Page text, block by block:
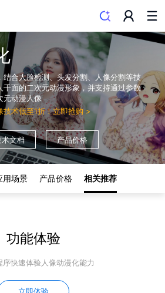
结合人脸检测、头发分割、人像分割等技
千面的二次元动漫形象，并支持通过参数
元动漫人像
术低至1折！立即抢购 >
术文档 产品价格
用场景 产品价格 相关推荐
功能体验
序快速体验人像动漫化能力